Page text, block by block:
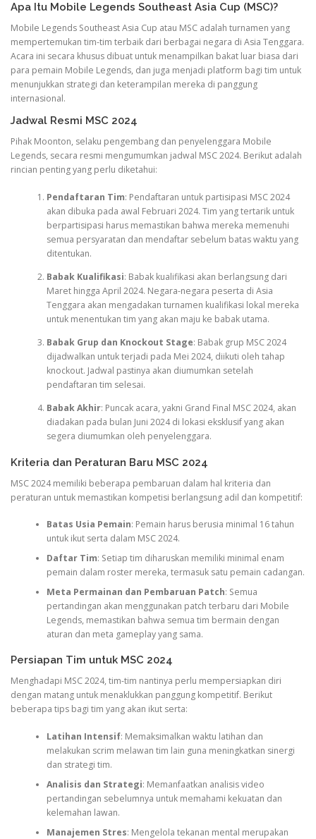
Apa Itu Mobile Legends Southeast Asia Cup (MSC)?
Mobile Legends Southeast Asia Cup atau MSC adalah turnamen yang
mempertemukan tim-tim terbaik dari berbagai negara di Asia Tenggara.
Acara ini secara khusus dibuat untuk menampilkan bakat luar biasa dari
para pemain Mobile Legends, dan juga menjadi platform bagi tim untuk
menunjukkan strategi dan keterampilan mereka di panggung
internasional.
Jadwal Resmi MSC 2024
Pihak Moonton, selaku pengembang dan penyelenggara Mobile
Legends, secara resmi mengumumkan jadwal MSC 2024. Berikut adalah
rincian penting yang perlu diketahui:
Pendaftaran Tim: Pendaftaran untuk partisipasi MSC 2024
akan dibuka pada awal Februari 2024. Tim yang tertarik untuk
berpartisipasi harus memastikan bahwa mereka memenuhi
semua persyaratan dan mendaftar sebelum batas waktu yang
ditentukan.
Babak Kualifikasi: Babak kualifikasi akan berlangsung dari
Maret hingga April 2024. Negara-negara peserta di Asia
Tenggara akan mengadakan turnamen kualifikasi lokal mereka
untuk menentukan tim yang akan maju ke babak utama.
Babak Grup dan Knockout Stage: Babak grup MSC 2024
dijadwalkan untuk terjadi pada Mei 2024, diikuti oleh tahap
knockout. Jadwal pastinya akan diumumkan setelah
pendaftaran tim selesai.
Babak Akhir: Puncak acara, yakni Grand Final MSC 2024, akan
diadakan pada bulan Juni 2024 di lokasi eksklusif yang akan
segera diumumkan oleh penyelenggara.
Kriteria dan Peraturan Baru MSC 2024
MSC 2024 memiliki beberapa pembaruan dalam hal kriteria dan
peraturan untuk memastikan kompetisi berlangsung adil dan kompetitif:
Batas Usia Pemain: Pemain harus berusia minimal 16 tahun
untuk ikut serta dalam MSC 2024.
Daftar Tim: Setiap tim diharuskan memiliki minimal enam
pemain dalam roster mereka, termasuk satu pemain cadangan.
Meta Permainan dan Pembaruan Patch: Semua
pertandingan akan menggunakan patch terbaru dari Mobile
Legends, memastikan bahwa semua tim bermain dengan
aturan dan meta gameplay yang sama.
Persiapan Tim untuk MSC 2024
Menghadapi MSC 2024, tim-tim nantinya perlu mempersiapkan diri
dengan matang untuk menaklukkan panggung kompetitif. Berikut
beberapa tips bagi tim yang akan ikut serta:
Latihan Intensif: Memaksimalkan waktu latihan dan
melakukan scrim melawan tim lain guna meningkatkan sinergi
dan strategi tim.
Analisis dan Strategi: Memanfaatkan analisis video
pertandingan sebelumnya untuk memahami kekuatan dan
kelemahan lawan.
Manajemen Stres: Mengelola tekanan mental merupakan